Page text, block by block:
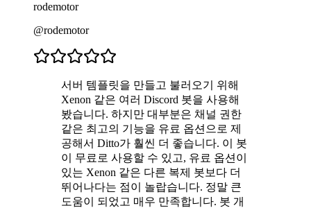
rodemotor
@rodemotor
서버 템플릿을 만들고 불러오기 위해
Xenon 같은 여러 Discord 봇을 사용해
봤습니다. 하지만 대부분은 채널 권한
같은 최고의 기능을 유료 옵션으로 제
공해서 Ditto가 훨씬 더 좋습니다. 이 봇
이 무료로 사용할 수 있고, 유료 옵션이
있는 Xenon 같은 다른 복제 봇보다 더
뛰어나다는 점이 놀랍습니다. 정말 큰
도움이 되었고 매우 만족합니다. 봇 개